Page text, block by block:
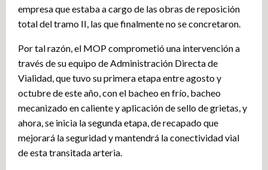
empresa que estaba a cargo de las obras de reposición
total del tramo II, las que finalmente no se concretaron.
Por tal razón, el MOP comprometió una intervención a
través de su equipo de Administración Directa de
Vialidad, que tuvo su primera etapa entre agosto y
octubre de este año, con el bacheo en frío, bacheo
mecanizado en caliente y aplicación de sello de grietas, y
ahora, se inicia la segunda etapa, de recapado que
mejorará la seguridad y mantendrá la conectividad vial
de esta transitada arteria.